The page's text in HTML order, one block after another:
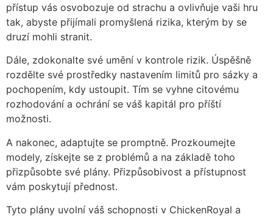
přístup vás osvobozuje od strachu a ovlivňuje vaši hru
tak, abyste přijímali promyšlená rizika, kterým by se
druzí mohli stranit.
Dále, zdokonalte své umění v kontrole rizik. Úspěšně
rozdělte své prostředky nastavením limitů pro sázky a
pochopením, kdy ustoupit. Tím se vyhne citovému
rozhodování a ochrání se váš kapitál pro příští
možnosti.
A nakonec, adaptujte se promptně. Prozkoumejte
modely, získejte se z problémů a na základě toho
přizpůsobte své plány. Přizpůsobivost a přístupnost
vám poskytují přednost.
Tyto plány uvolní váš schopnosti v ChickenRoyal a